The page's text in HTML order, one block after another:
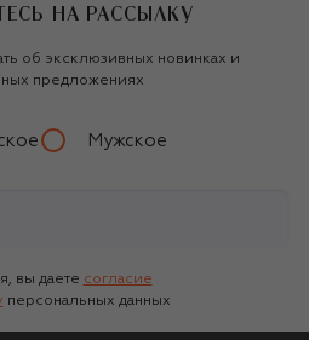
НА РАССЫЛКУ
об эксклюзивных новинках и
предложениях
Мужское
вы даете согласие
персональных данных